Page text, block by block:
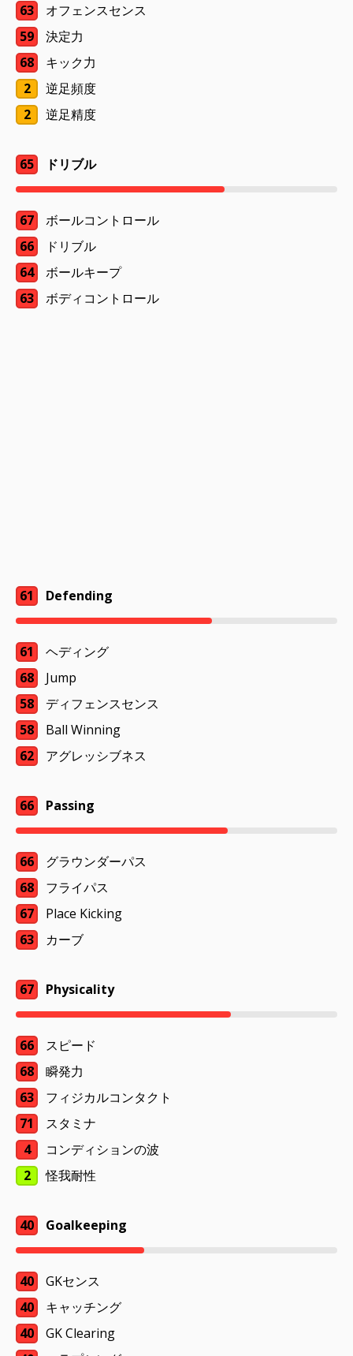
63
オフェンスセンス
59
決定力
68
キック力
2
逆足頻度
2
逆足精度
65 ドリブル
67
ボールコントロール
66
ドリブル
64
ボールキープ
63
ボディコントロール
61 Defending
61
ヘディング
68
Jump
58
ディフェンスセンス
58
Ball Winning
62
アグレッシブネス
66 Passing
66
グラウンダーパス
68
フライパス
67
Place Kicking
63
カーブ
67 Physicality
66
スピード
68
瞬発力
63
フィジカルコンタクト
71
スタミナ
4
コンディションの波
2
怪我耐性
40 Goalkeeping
40
GKセンス
40
キャッチング
40
GK Clearing